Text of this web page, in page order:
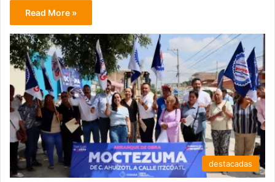
Read More »
destacadas